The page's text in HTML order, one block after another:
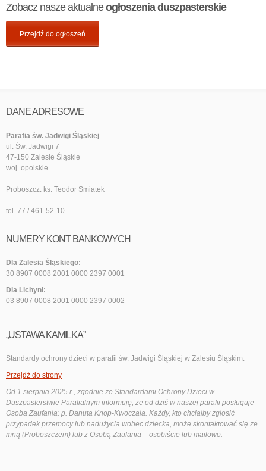
Zobacz nasze aktualneogłoszenia duszpasterskie
Przejdź do ogłoszeń
DANE ADRESOWE
Parafia św. Jadwigi Śląskiej
ul. Św. Jadwigi 7
47-150 Zalesie Śląskie
woj. opolskie
Proboszcz: ks. Teodor Smiatek
tel. 77 / 461-52-10
NUMERY KONT BANKOWYCH
Dla Zalesia Śląskiego:
30 8907 0008 2001 0000 2397 0001
Dla Lichyni:
03 8907 0008 2001 0000 2397 0002
„USTAWA KAMILKA”
Standardy ochrony dzieci w parafii św. Jadwigi Śląskiej w Zalesiu Śląskim.
Przejdź do strony
Od 1 sierpnia 2025 r., zgodnie ze Standardami Ochrony Dzieci w
Duszpasterstwie Parafialnym informuję, że od dziś w naszej parafii posługuje
Osoba Zaufania: p. Danuta Knop-Kwoczała. Każdy, kto chciałby zgłosić
przypadek przemocy lub nadużycia wobec dziecka, może skontaktować się ze
mną (Proboszczem) lub z Osobą Zaufania – osobiście lub mailowo.